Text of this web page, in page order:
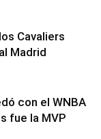
Cavaliers
Madrid
con el WNBA
fue la MVP